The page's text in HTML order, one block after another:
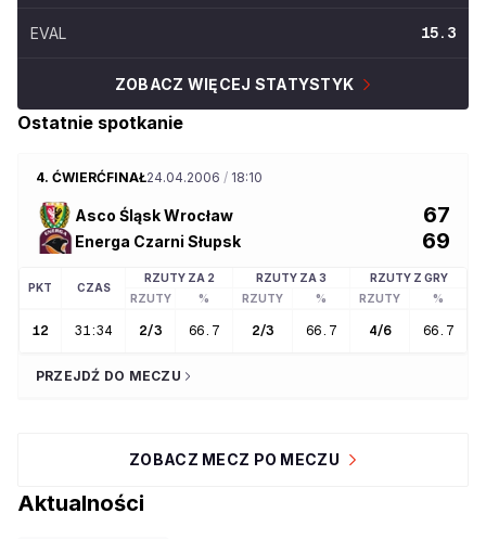
EVAL 15.3
ZOBACZ WIĘCEJ STATYSTYK
Ostatnie spotkanie
4. ĆWIERĆFINAŁ24.04.2006 / 18:10
Asco Śląsk Wrocław 67
Energa Czarni Słupsk 69
PKT CZAS
RZUTY ZA 2 RZUTY ZA 3
RZUTY Z GRY
RZUTY
% RZUTY % RZUTY %
12 31:34 2/3 66.7 2/3 66.7 4/6 66.7
PRZEJDŹ DO MECZU
ZOBACZ MECZ PO MECZU
Aktualności